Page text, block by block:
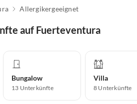
Allergikergeeignet
auf Fuerteventura
Bungalow
13 Unterkünfte
Villa
8 Unterkünfte